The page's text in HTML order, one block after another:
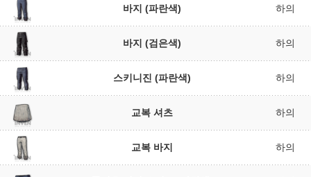
바지 (파란색) 하의
바지 (검은색) 하의
스키니진 (파란색) 하의
교복 셔츠 하의
교복 바지 하의